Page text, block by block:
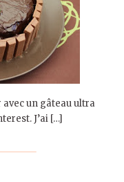
un gâteau ultra
J’ai […]